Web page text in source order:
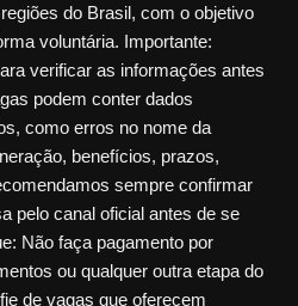
do Brasil, com o objetivo
voluntária. Importante:
verificar as informações antes
podem conter dados
como erros no nome da
benefícios, prazos,
sempre confirmar
pelo canal oficial antes de se
Não faça pagamento por
ou qualquer outra etapa do
de vagas que oferecem